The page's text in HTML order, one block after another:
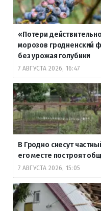
«Потери
морозов гродненский
без урожая голубики
7 АВГУСТА 2026, 16:47
В Гродно снесут
его месте построят
7 АВГУСТА 2026, 15:05